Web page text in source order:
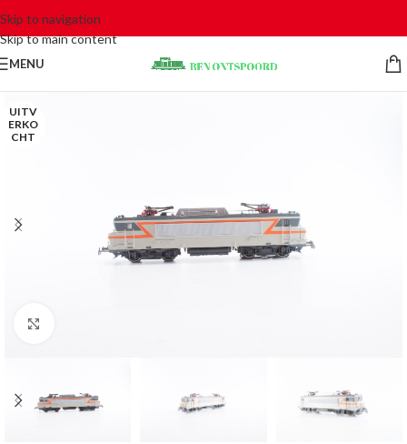
Skip to navigation
Skip to main content
MENU
UITV
ERKO
CHT